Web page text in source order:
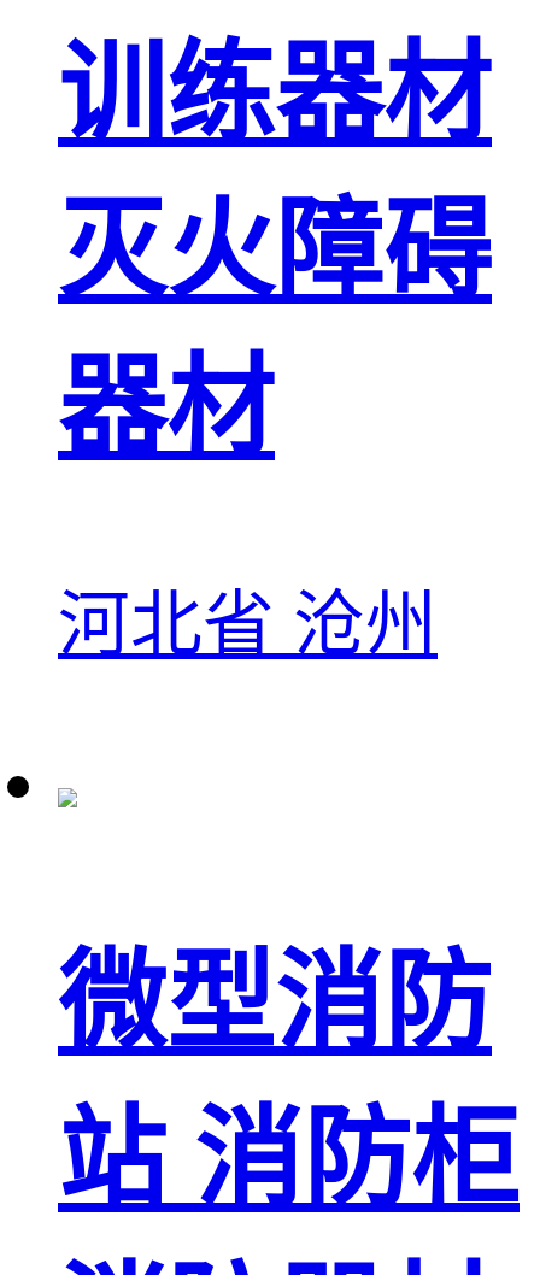
训练器材
灭火障碍
器材
河北省 沧州
微型消防
站 消防柜